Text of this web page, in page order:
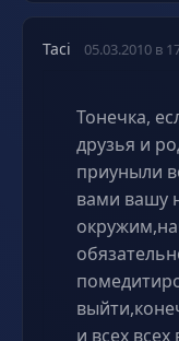
Taci 05.03.2010 в
Тонечка,
друзья и
приуныли
вами вашу
и всех